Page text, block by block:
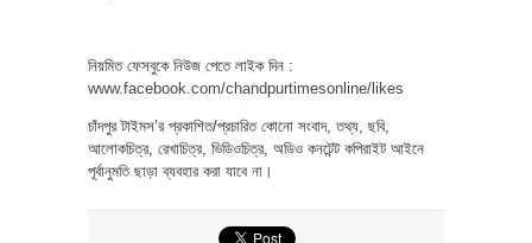
নিয়মিত ফেসবুকে নিউজ পেতে লাইক দিন :
www.facebook.com/chandpurtimesonline/likes
চাঁদপুর টাইমস’র প্রকাশিত/প্রচারিত কোনো সংবাদ, তথ্য, ছবি,
আলোকচিত্র, রেখাচিত্র, ভিডিওচিত্র, অডিও কনটেন্ট কপিরাইট আইনে
পূর্বানুমতি ছাড়া ব্যবহার করা যাবে না।